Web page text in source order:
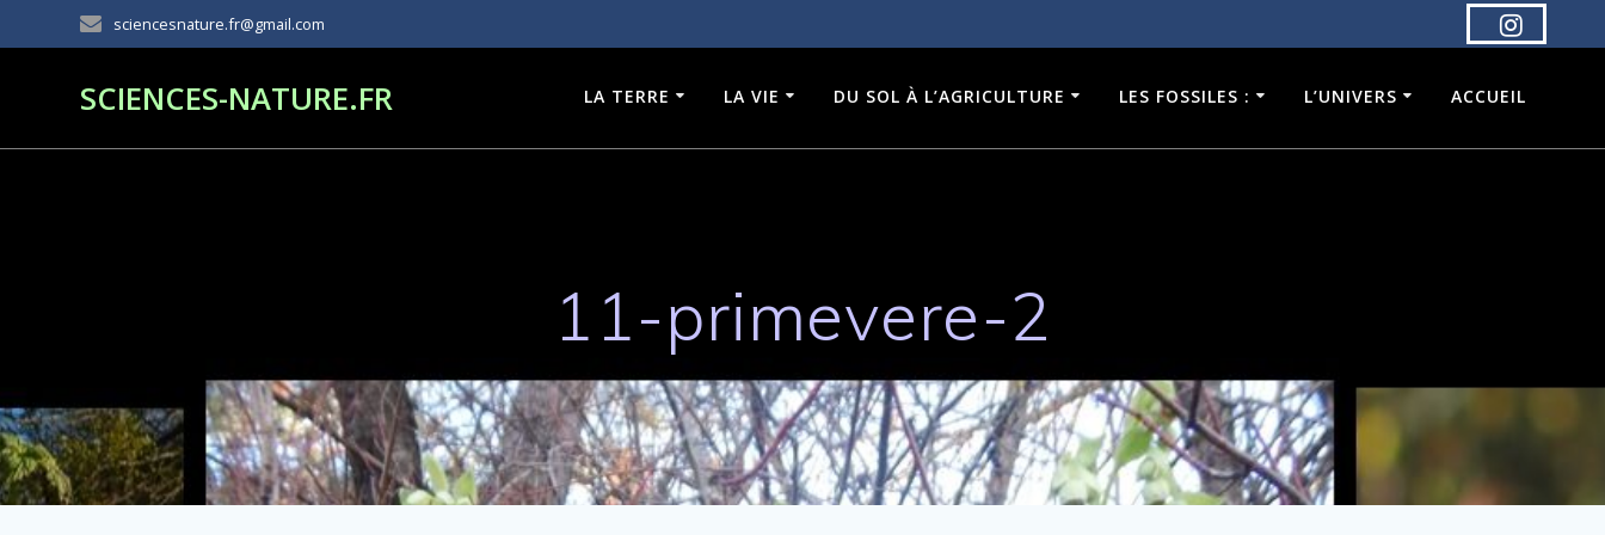
au
sciencesnature.fr@gmail.com
SCIENCES-NATURE.FR LA TERRE LA VIE DU SOL À L’AGRICULTURE LES FOSSILES : L’UNIVERS ACCUEIL
11-primevere-2